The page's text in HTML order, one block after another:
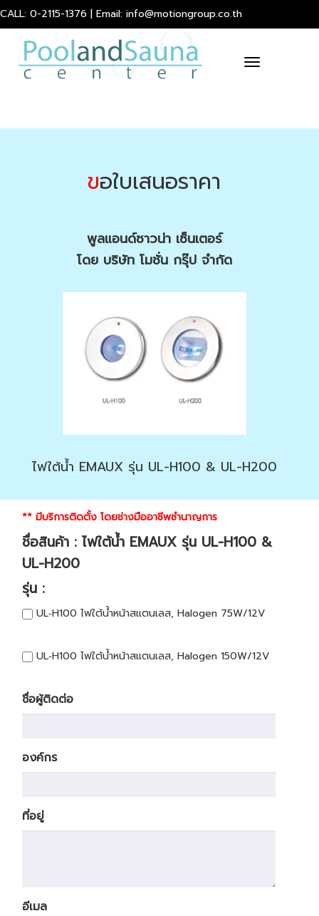
CALL: 0-2115-1376 | Email: info@motiongroup.co.th
Toggle
ขอใบเสนอราคา
พูลแอนด์ซาวน่า เซ็นเตอร์
โดย บริษัท โมชั่น กรุ๊ป จำกัด
ไฟใต้น้ำ EMAUX รุ่น UL-H100 & UL-H200
** มีบริการติดตั้ง โดยช่างมืออาชีพชำนาญการ
ชื่อสินค้า : ไฟใต้น้ำ EMAUX รุ่น UL-H100 &
UL-H200
รุ่น :
UL‐H100 ไฟใต้น้ำหน้าสแตนเลส, Halogen 75W/12V
UL‐H100 ไฟใต้น้ำหน้าสแตนเลส, Halogen 150W/12V
ชื่อผู้ติดต่อ
องค์กร
ที่อยู่
อีเมล